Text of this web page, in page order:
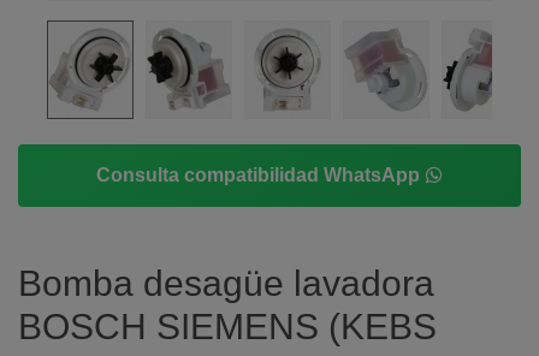
Consulta compatibilidad WhatsApp
Bomba desagüe lavadora
BOSCH SIEMENS (KEBS